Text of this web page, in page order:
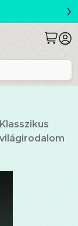
szeretlek ›
Klasszikus
világirodalom